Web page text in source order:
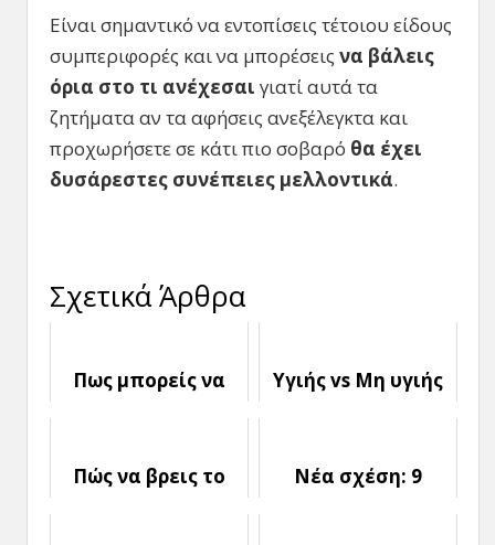
Είναι σημαντικό να εντοπίσεις τέτοιου είδους
συμπεριφορές και να μπορέσεις να βάλεις
όρια στο τι ανέχεσαι γιατί αυτά τα
ζητήματα αν τα αφήσεις ανεξέλεγκτα και
προχωρήσετε σε κάτι πιο σοβαρό θα έχει
δυσάρεστες συνέπειες μελλοντικά.
Σχετικά Άρθρα
Πως μπορείς να
Υγιής vs Μη υγιής
Πώς να βρεις το
Νέα σχέση: 9